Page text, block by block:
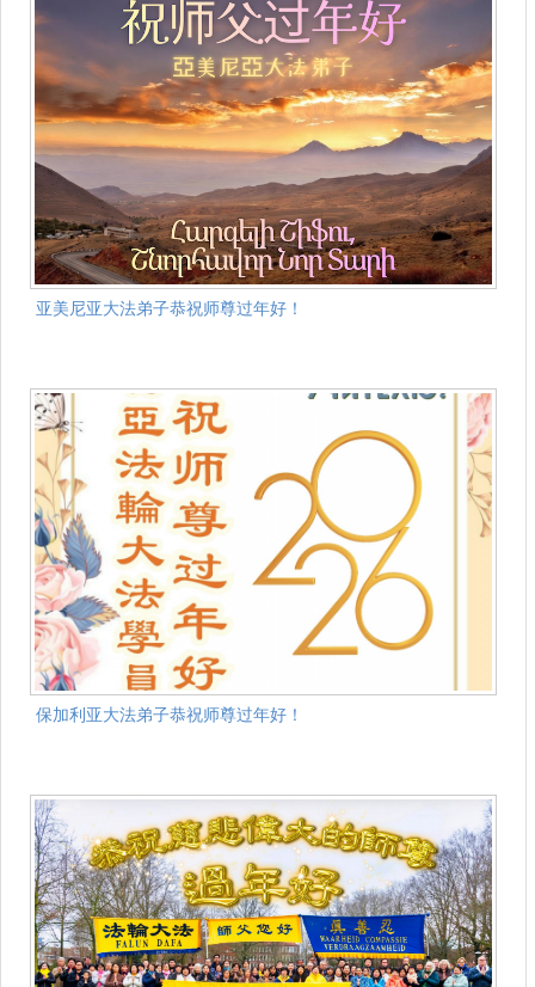
亚美尼亚大法弟子恭祝师尊过年好！
保加利亚大法弟子恭祝师尊过年好！